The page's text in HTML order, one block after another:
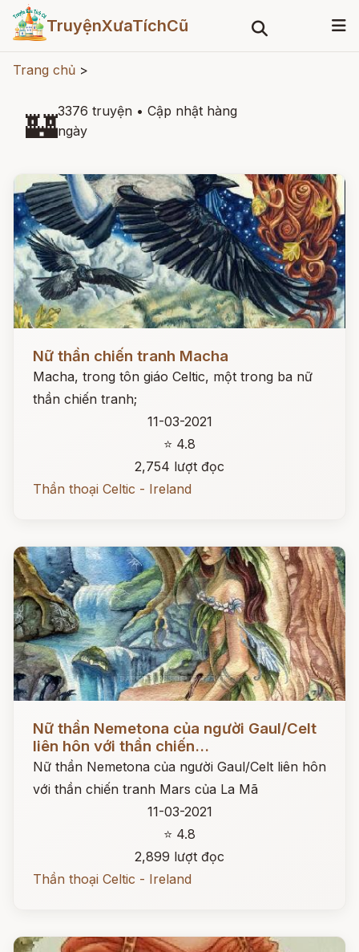
TruyệnXưaTíchCũ
Trang chủ >
🏰3376 truyện • Cập nhật hàng
ngày
Nữ thần chiến tranh Macha
Macha, trong tôn giáo Celtic, một trong ba nữ
thần chiến tranh;
11-03-2021
⭐ 4.8
2,754 lượt đọc
Thần thoại Celtic - Ireland
Nữ thần Nemetona của người Gaul/Celt
liên hôn với thần chiến...
Nữ thần Nemetona của người Gaul/Celt liên hôn
với thần chiến tranh Mars của La Mã
11-03-2021
⭐ 4.8
2,899 lượt đọc
Thần thoại Celtic - Ireland